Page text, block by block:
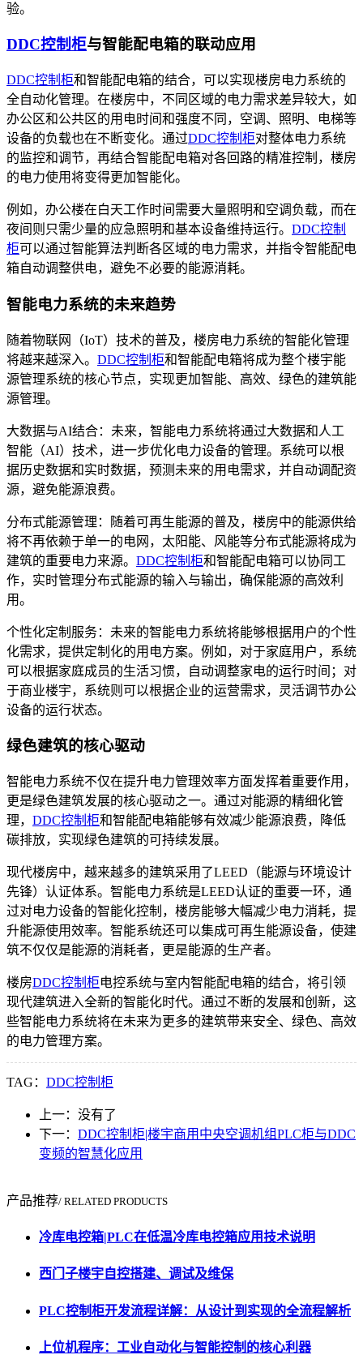
验。
DDC控制柜与智能配电箱的联动应用
DDC控制柜和智能配电箱的结合，可以实现楼房电力系统的
全自动化管理。在楼房中，不同区域的电力需求差异较大，如
办公区和公共区的用电时间和强度不同，空调、照明、电梯等
设备的负载也在不断变化。通过DDC控制柜对整体电力系统
的监控和调节，再结合智能配电箱对各回路的精准控制，楼房
的电力使用将变得更加智能化。
例如，办公楼在白天工作时间需要大量照明和空调负载，而在
夜间则只需少量的应急照明和基本设备维持运行。 DDC控制
柜可以通过智能算法判断各区域的电力需求，并指令智能配电
箱自动调整供电，避免不必要的能源消耗。
智能电力系统的未来趋势
随着物联网（IoT）技术的普及，楼房电力系统的智能化管理
将越来越深入。 DDC控制柜和智能配电箱将成为整个楼宇能
源管理系统的核心节点，实现更加智能、高效、绿色的建筑能
源管理。
大数据与AI结合：未来，智能电力系统将通过大数据和人工
智能（AI）技术，进一步优化电力设备的管理。系统可以根
据历史数据和实时数据，预测未来的用电需求，并自动调配资
源，避免能源浪费。
分布式能源管理：随着可再生能源的普及，楼房中的能源供给
将不再依赖于单一的电网，太阳能、风能等分布式能源将成为
建筑的重要电力来源。 DDC控制柜和智能配电箱可以协同工
作，实时管理分布式能源的输入与输出，确保能源的高效利
用。
个性化定制服务：未来的智能电力系统将能够根据用户的个性
化需求，提供定制化的用电方案。例如，对于家庭用户，系统
可以根据家庭成员的生活习惯，自动调整家电的运行时间；对
于商业楼宇，系统则可以根据企业的运营需求，灵活调节办公
设备的运行状态。
绿色建筑的核心驱动
智能电力系统不仅在提升电力管理效率方面发挥着重要作用，
更是绿色建筑发展的核心驱动之一。通过对能源的精细化管
理， DDC控制柜和智能配电箱能够有效减少能源浪费，降低
碳排放，实现绿色建筑的可持续发展。
现代楼房中，越来越多的建筑采用了LEED（能源与环境设计
先锋）认证体系。智能电力系统是LEED认证的重要一环，通
过对电力设备的智能化控制，楼房能够大幅减少电力消耗，提
升能源使用效率。智能系统还可以集成可再生能源设备，使建
筑不仅仅是能源的消耗者，更是能源的生产者。
楼房DDC控制柜电控系统与室内智能配电箱的结合，将引领
现代建筑进入全新的智能化时代。通过不断的发展和创新，这
些智能电力系统将在未来为更多的建筑带来安全、绿色、高效
的电力管理方案。
TAG： DDC控制柜
上一：没有了
下一： DDC控制柜|楼宇商用中央空调机组PLC柜与DDC
变频的智慧化应用
产品推荐/ RELATED PRODUCTS
冷库电控箱|PLC在低温冷库电控箱应用技术说明
西门子楼宇自控搭建、调试及维保
PLC控制柜开发流程详解：从设计到实现的全流程解析
上位机程序：工业自动化与智能控制的核心利器